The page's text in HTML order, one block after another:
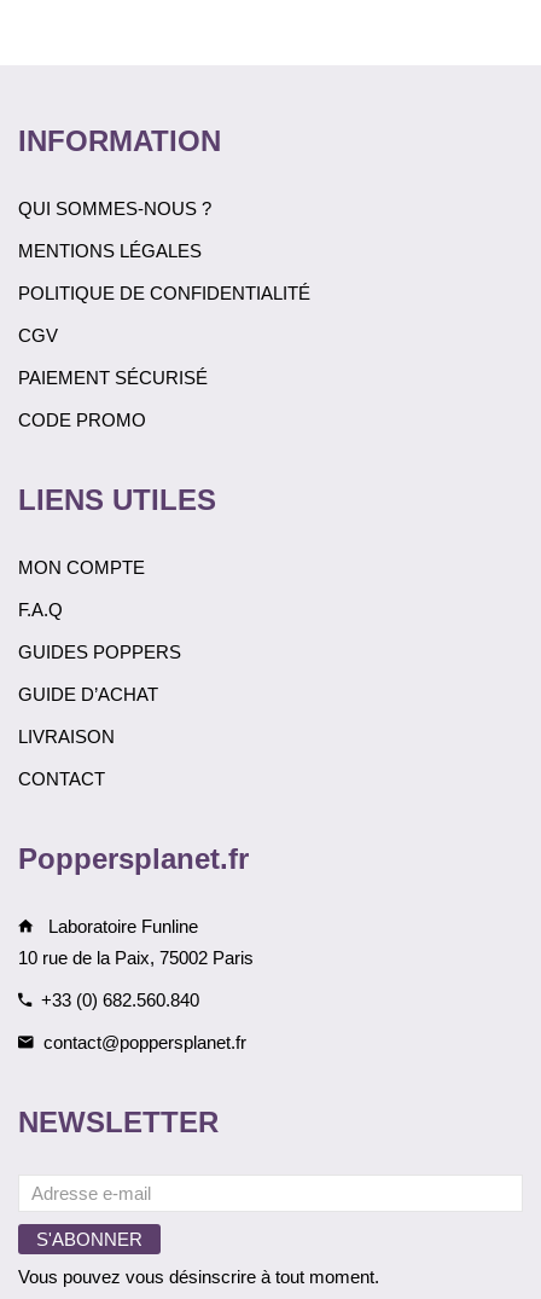
INFORMATION
QUI SOMMES-NOUS ?
MENTIONS LÉGALES
POLITIQUE DE CONFIDENTIALITÉ
CGV
PAIEMENT SÉCURISÉ
CODE PROMO
LIENS UTILES
MON COMPTE
F.A.Q
GUIDES POPPERS
GUIDE D’ACHAT
LIVRAISON
CONTACT
Poppersplanet.fr
Laboratoire Funline
10 rue de la Paix, 75002 Paris
+33 (0) 682.560.840
contact@poppersplanet.fr
NEWSLETTER
Vous pouvez vous désinscrire à tout moment.